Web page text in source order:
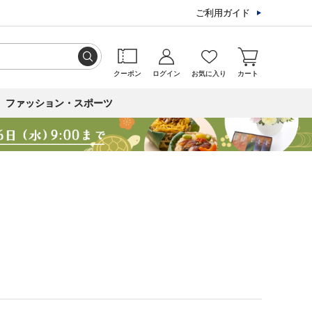
ご利用ガイド
クーポン ログイン お気に入り カート
ファッション・スポーツ